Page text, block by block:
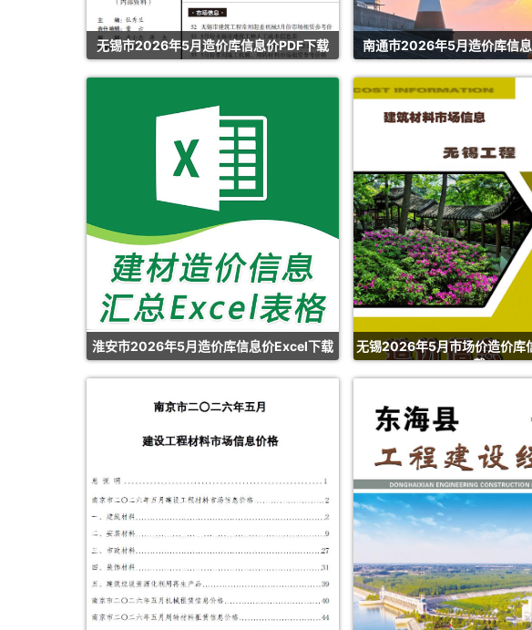
无锡市2026年5月造价库信息价PDF下载 南通市2026年5月造价库信
淮安市2026年5月造价库信息价Excel下载
无锡2026年5月市场价造价库
载